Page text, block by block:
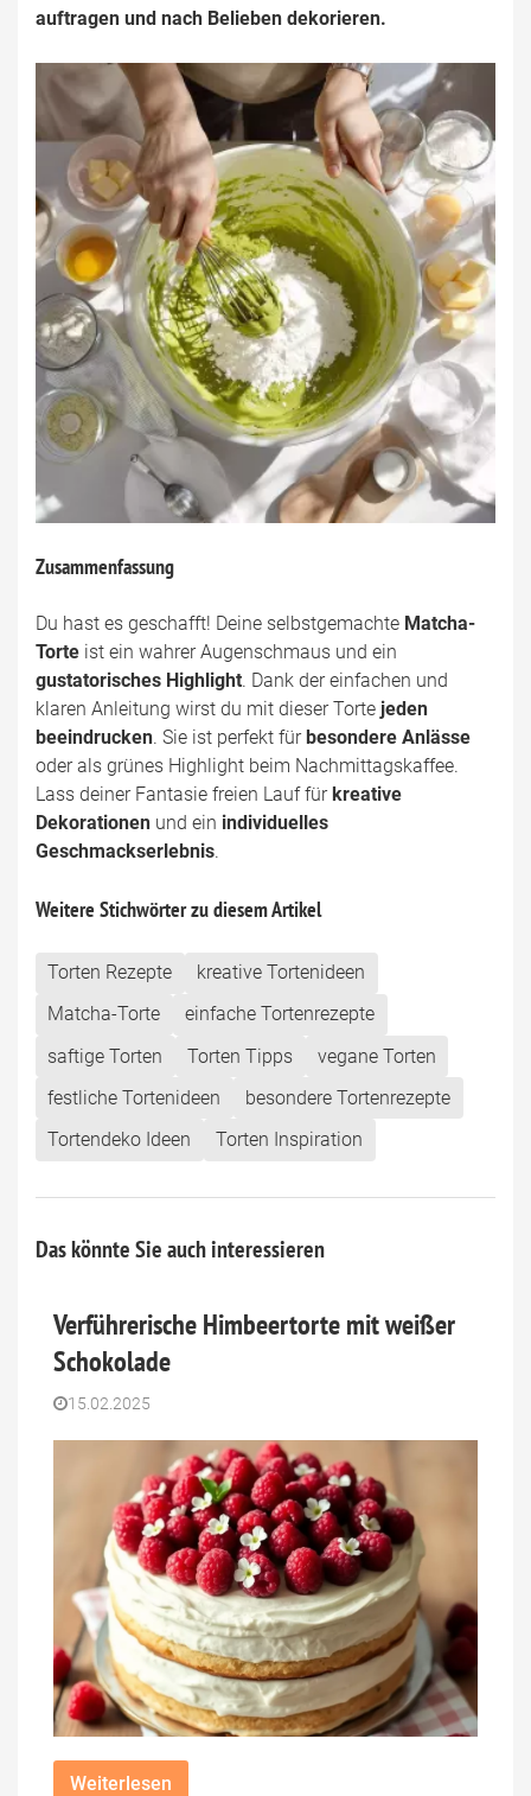
auftragen und nach Belieben dekorieren.
Zusammenfassung
Du hast es geschafft! Deine selbstgemachte Matcha-
Torte ist ein wahrer Augenschmaus und ein
gustatorisches Highlight. Dank der einfachen und
klaren Anleitung wirst du mit dieser Torte jeden
beeindrucken. Sie ist perfekt fürbesondere Anlässe
oder als grünes Highlight beim Nachmittagskaffee.
Lass deiner Fantasie freien Lauf fürkreative
Dekorationen und ein individuelles
Geschmackserlebnis.
Weitere Stichwörter zu diesem Artikel
Torten Rezepte
kreative Tortenideen
Matcha-Torte
einfache Tortenrezepte
saftige Torten
Torten Tipps
vegane Torten
festliche Tortenideen
besondere Tortenrezepte
Tortendeko Ideen
Torten Inspiration
Das könnte Sie auch interessieren
Verführerische Himbeertorte mit weißer
Schokolade
15.02.2025
Weiterlesen